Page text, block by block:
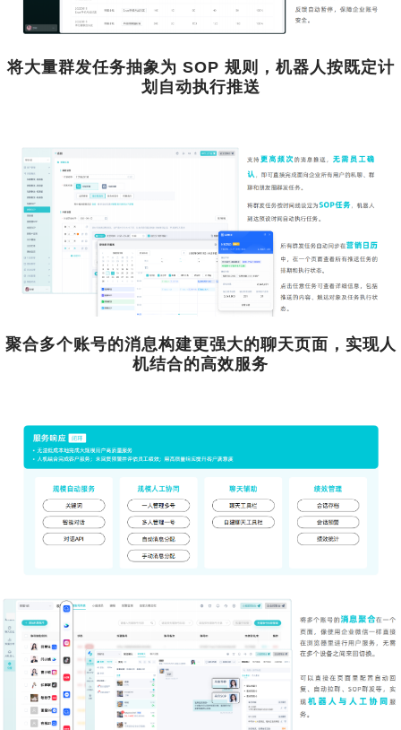
将大量群发任务抽象为 SOP 规则，机器人按既定计
划自动执行推送
聚合多个账号的消息构建更强大的聊天页面，实现人
机结合的高效服务